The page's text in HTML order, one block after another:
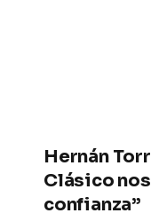
Hernán
Clásico
confianza”